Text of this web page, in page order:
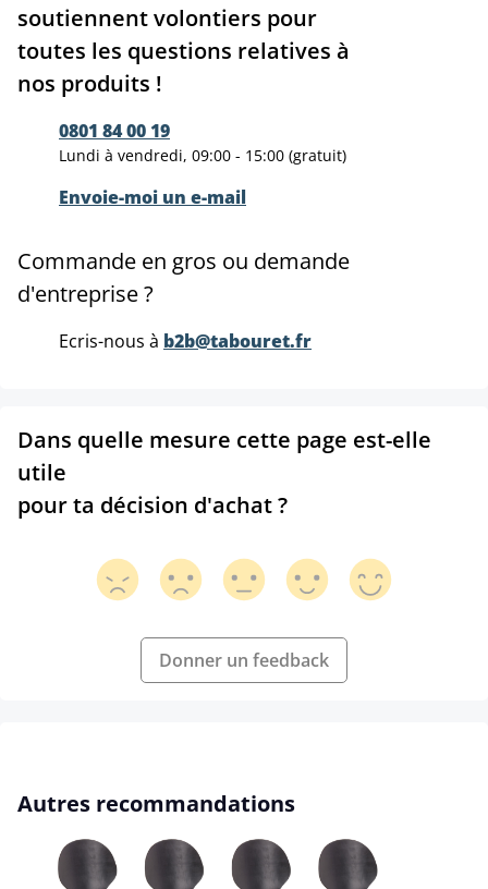
soutiennent volontiers pour
toutes les questions relatives à
nos produits !
0801 84 00 19
Lundi à vendredi, 09:00 - 15:00 (gratuit)
Envoie-moi un e-mail
Commande en gros ou demande
d'entreprise ?
Ecris-nous à b2b@tabouret.fr
Dans quelle mesure cette page est-elle
utile
pour ta décision d'achat ?
Donner un feedback
Ignorer la galerie de produits
Autres recommandations